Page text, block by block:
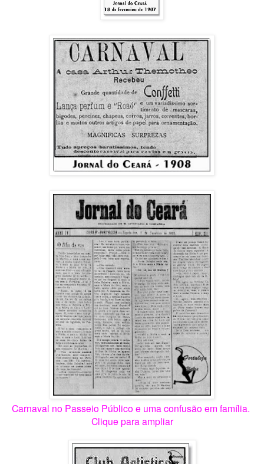
Carnaval no Passeio Público e uma confusão em família.
Clique para ampliar